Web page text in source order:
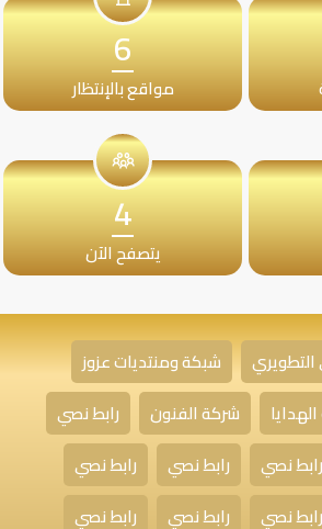
6
مواقع بالإنتظار
4
يتصفح الآن
التطويري
شبكة ومنتديات عزوز
شركة الفنون
رابط نصي
رابط نصي رابط نصي
رابط نصي
رابط نصي رابط نصي رابط نصي